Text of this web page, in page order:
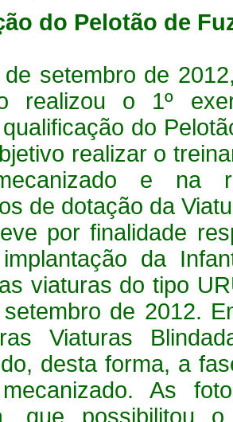
do Pelotão de
setembro de
realizou o 1º
do
realizar o
e na
de dotação da
por finalidade
da
viaturas do tipo
de 2012.
Viaturas
desta forma, a
As
que possibilitou